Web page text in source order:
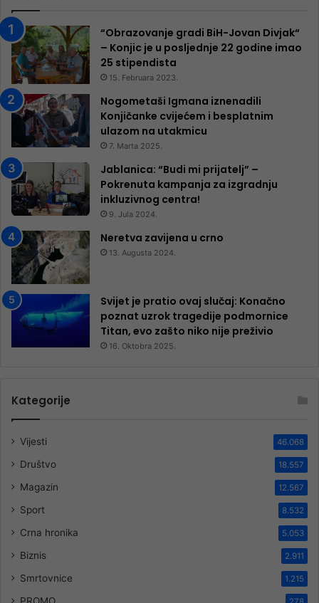
“Obrazovanje gradi BiH-Jovan Divjak“
– Konjic je u posljednje 22 godine imao
25 ​​stipendista
15. Februara 2023.
Nogometaši Igmana iznenadili
Konjičanke cvijećem i besplatnim
ulazom na utakmicu
7. Marta 2025.
Jablanica: “Budi mi prijatelj” –
Pokrenuta kampanja za izgradnju
inkluzivnog centra!
9. Jula 2024.
Neretva zavijena u crno
13. Augusta 2024.
Svijet je pratio ovaj slučaj: Konačno
poznat uzrok tragedije podmornice
Titan, evo zašto niko nije preživio
16. Oktobra 2025.
Kategorije
Vijesti 46.068
Društvo 18.557
Magazin 12.567
Sport 8.532
Crna hronika 5.053
Biznis 2.911
Smrtovnice 1.215